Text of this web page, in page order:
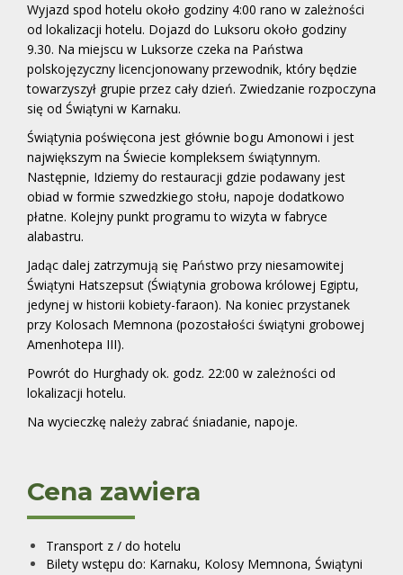
Wyjazd spod hotelu około godziny 4:00 rano w zależności
od lokalizacji hotelu. Dojazd do Luksoru około godziny
9.30. Na miejscu w Luksorze czeka na Państwa
polskojęzyczny licencjonowany przewodnik, który będzie
towarzyszył grupie przez cały dzień. Zwiedzanie rozpoczyna
się od Świątyni w Karnaku.
Świątynia poświęcona jest głównie bogu Amonowi i jest
największym na Świecie kompleksem świątynnym.
Następnie, Idziemy do restauracji gdzie podawany jest
obiad w formie szwedzkiego stołu, napoje dodatkowo
płatne. Kolejny punkt programu to wizyta w fabryce
alabastru.
Jadąc dalej zatrzymują się Państwo przy niesamowitej
Świątyni Hatszepsut (Świątynia grobowa królowej Egiptu,
jedynej w historii kobiety-faraon). Na koniec przystanek
przy Kolosach Memnona (pozostałości świątyni grobowej
Amenhotepa III).
Powrót do Hurghady ok. godz. 22:00 w zależności od
lokalizacji hotelu.
Na wycieczkę należy zabrać śniadanie, napoje.
Cena zawiera
Transport z / do hotelu
Bilety wstępu do: Karnaku, Kolosy Memnona, Świątyni